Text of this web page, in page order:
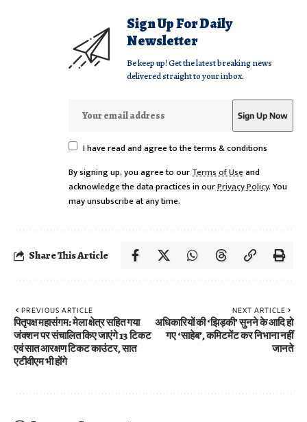
Sign Up For Daily
Newsletter
Be keep up! Get the latest breaking news
delivered straight to your inbox.
I have read and agree to the terms & conditions
By signing up, you agree to ourTerms of Useand
acknowledge the data practices in ourPrivacy Policy. You
may unsubscribe at any time.
Share This Article
PREVIOUS ARTICLE
पितृपक्ष महासंगम: मेला क्षेत्र सहित गया
जंक्शन पर संचालित किए जाएंगे 13 टिकट
एवं सात आरक्षण टिकट काउंटर, सात
एटीवीएम भी होंगे
NEXT ARTICLE
अधिकारियों की ‘झिड़की’ सुनने के आदि हो
गए ‘साहेब’, कमिटमेंट कर निभाना नहीं
जानते